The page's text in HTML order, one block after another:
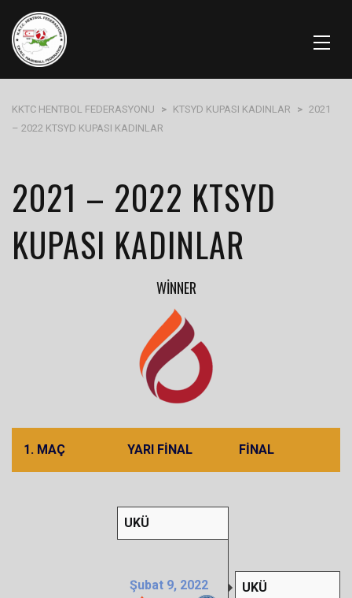
KKTC HENTBOL FEDERASYONU > KTSYD KUPASI KADINLAR > 2021
– 2022 KTSYD KUPASI KADINLAR
2021 – 2022 KTSYD
KUPASI KADINLAR
WINNER
1. MAÇ YARI FINAL FINAL
UKÜ
Şubat 9, 2022
UKÜ